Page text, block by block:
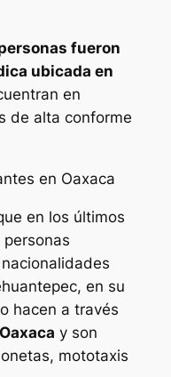
fueron
ubicada en
en
de alta conforme
en Oaxaca
en los últimos
en su
hacen a través
y son
mototaxis